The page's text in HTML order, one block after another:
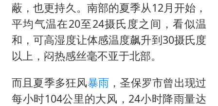
蔽，也更持久。南部的夏季从12月开始，
平均气温在20至24摄氏度之间，看似温
和，可高湿度让体感温度飙升到30摄氏度
以上，闷热感丝毫不亚于北部。
而且夏季多狂风暴雨 ，圣保罗市曾出现过
每小时104公里的大风，24小时降雨量达